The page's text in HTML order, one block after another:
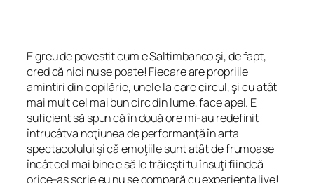
E greu de povestit cum e Saltimbanco şi, de fapt,
cred că nici nu se poate! Fiecare are propriile
amintiri din copilărie, unele la care circul, şi cu atât
mai mult cel mai bun circ din lume, face apel. E
suficient să spun că în două ore mi-au redefinit
întrucâtva noţiunea de performanţă în arta
spectacolului şi că emoţiile sunt atât de frumoase
încât cel mai bine e să le trăieşti tu însuţi fiindcă
orice-aş scrie eu nu se compară cu experienţa live!